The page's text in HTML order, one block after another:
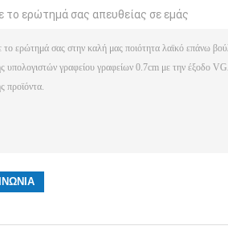
το ερώτημά σας απευθείας σε εμάς